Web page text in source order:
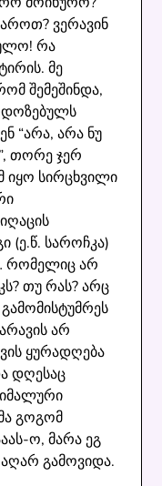
ვერავინ
რა
მე
შემეშინდა,
“არა, არა ნუ
თორე ჯერ
სირცხვილი
(ე.წ. საროჩკა)
რომელიც არ
თუ რას? არც
არ
ყურადღება
დღესაც
გოგომ
ო, მარა ეგ
აღარ გამოვიდა.